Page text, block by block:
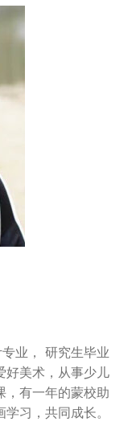
业， 研究生毕业
好美术，从事少儿
，有一年的蒙校助
习，共同成长。